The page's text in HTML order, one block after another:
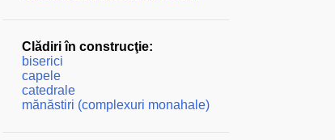
Clădiri în construcţie:
biserici
capele
catedrale
mănăstiri (complexuri monahale)